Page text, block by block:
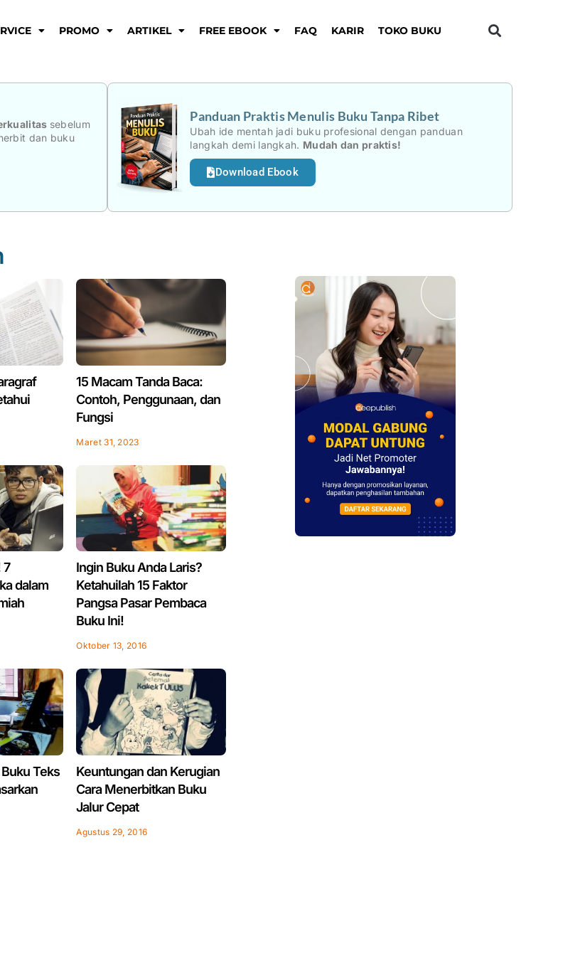
PROMO ARTIKEL FREE EBOOK FAQ KARIR TOKO BUKU
sebelum
dan buku
Panduan Praktis Menulis Buku Tanpa Ribet
Ubah ide mentah jadi buku profesional dengan panduan
langkah demi langkah. Mudah dan praktis!
Download Ebook
15 Macam Tanda Baca:
Contoh, Penggunaan, dan
Fungsi
Maret 31, 2023
7
dalam
Ingin Buku Anda Laris?
Ketahuilah 15 Faktor
Pangsa Pasar Pembaca
Buku Ini!
Oktober 13, 2016
Teks
Keuntungan dan Kerugian
Cara Menerbitkan Buku
Jalur Cepat
Agustus 29, 2016